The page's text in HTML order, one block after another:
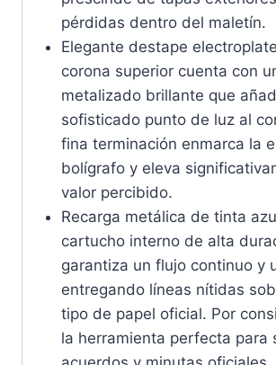
pérdidas dentro del maletín.
Elegante destape
corona superior cuenta con
metalizado brillante que
sofisticado punto de luz al
fina terminación enmarca la
bolígrafo y eleva
valor percibido.
Recarga metálica de tinta
cartucho interno de alta
garantiza un flujo continuo y
entregando líneas nítidas
tipo de papel oficial. Por
la herramienta perfecta para